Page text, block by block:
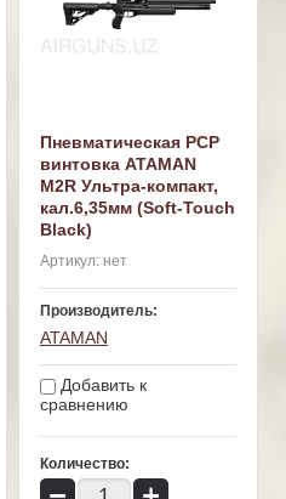
Пневматическая PCP
винтовка ATAMAN
M2R Ультра-компакт,
кал.6,35мм (Soft-Touch
Black)
Артикул:нет
Производитель:
ATAMAN
Добавить к
сравнению
Количество: